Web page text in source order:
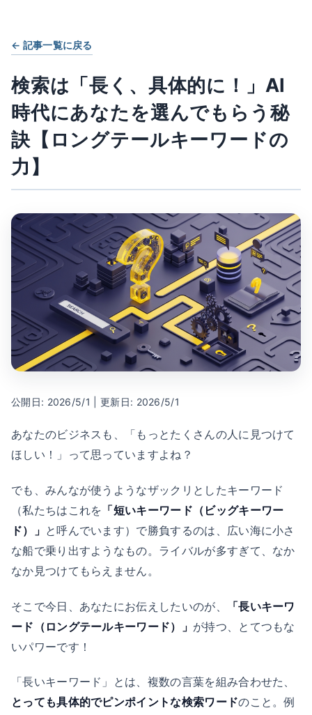
← 記事一覧に戻る
検索は「長く、具体的に！」AI
時代にあなたを選んでもらう秘
訣【ロングテールキーワードの
力】
公開日: 2026/5/1 | 更新日: 2026/5/1
あなたのビジネスも、「もっとたくさんの人に見つけて
ほしい！」って思っていますよね？
でも、みんなが使うようなザックリとしたキーワード
（私たちはこれを 「短いキーワード（ビッグキーワー
ド）」 と呼んでいます）で勝負するのは、広い海に小さ
な船で乗り出すようなもの。ライバルが多すぎて、なか
なか見つけてもらえません。
そこで今日、あなたにお伝えしたいのが、
「長いキーワ
ード（ロングテールキーワード）」 が持つ、とてつもな
いパワーです！
「長いキーワード」とは、複数の言葉を組み合わせた、
とっても具体的でピンポイントな検索ワードのこと。例